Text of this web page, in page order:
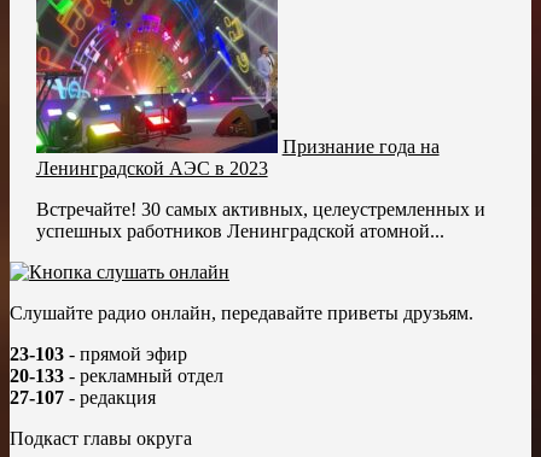
Признание года на
Ленинградской АЭС в 2023
Встречайте! 30 самых активных, целеустремленных и
успешных работников Ленинградской атомной...
Слушайте радио онлайн, передавайте приветы друзьям.
23-103 - прямой эфир
20-133 - рекламный отдел
27-107 - редакция
Подкаст главы округа